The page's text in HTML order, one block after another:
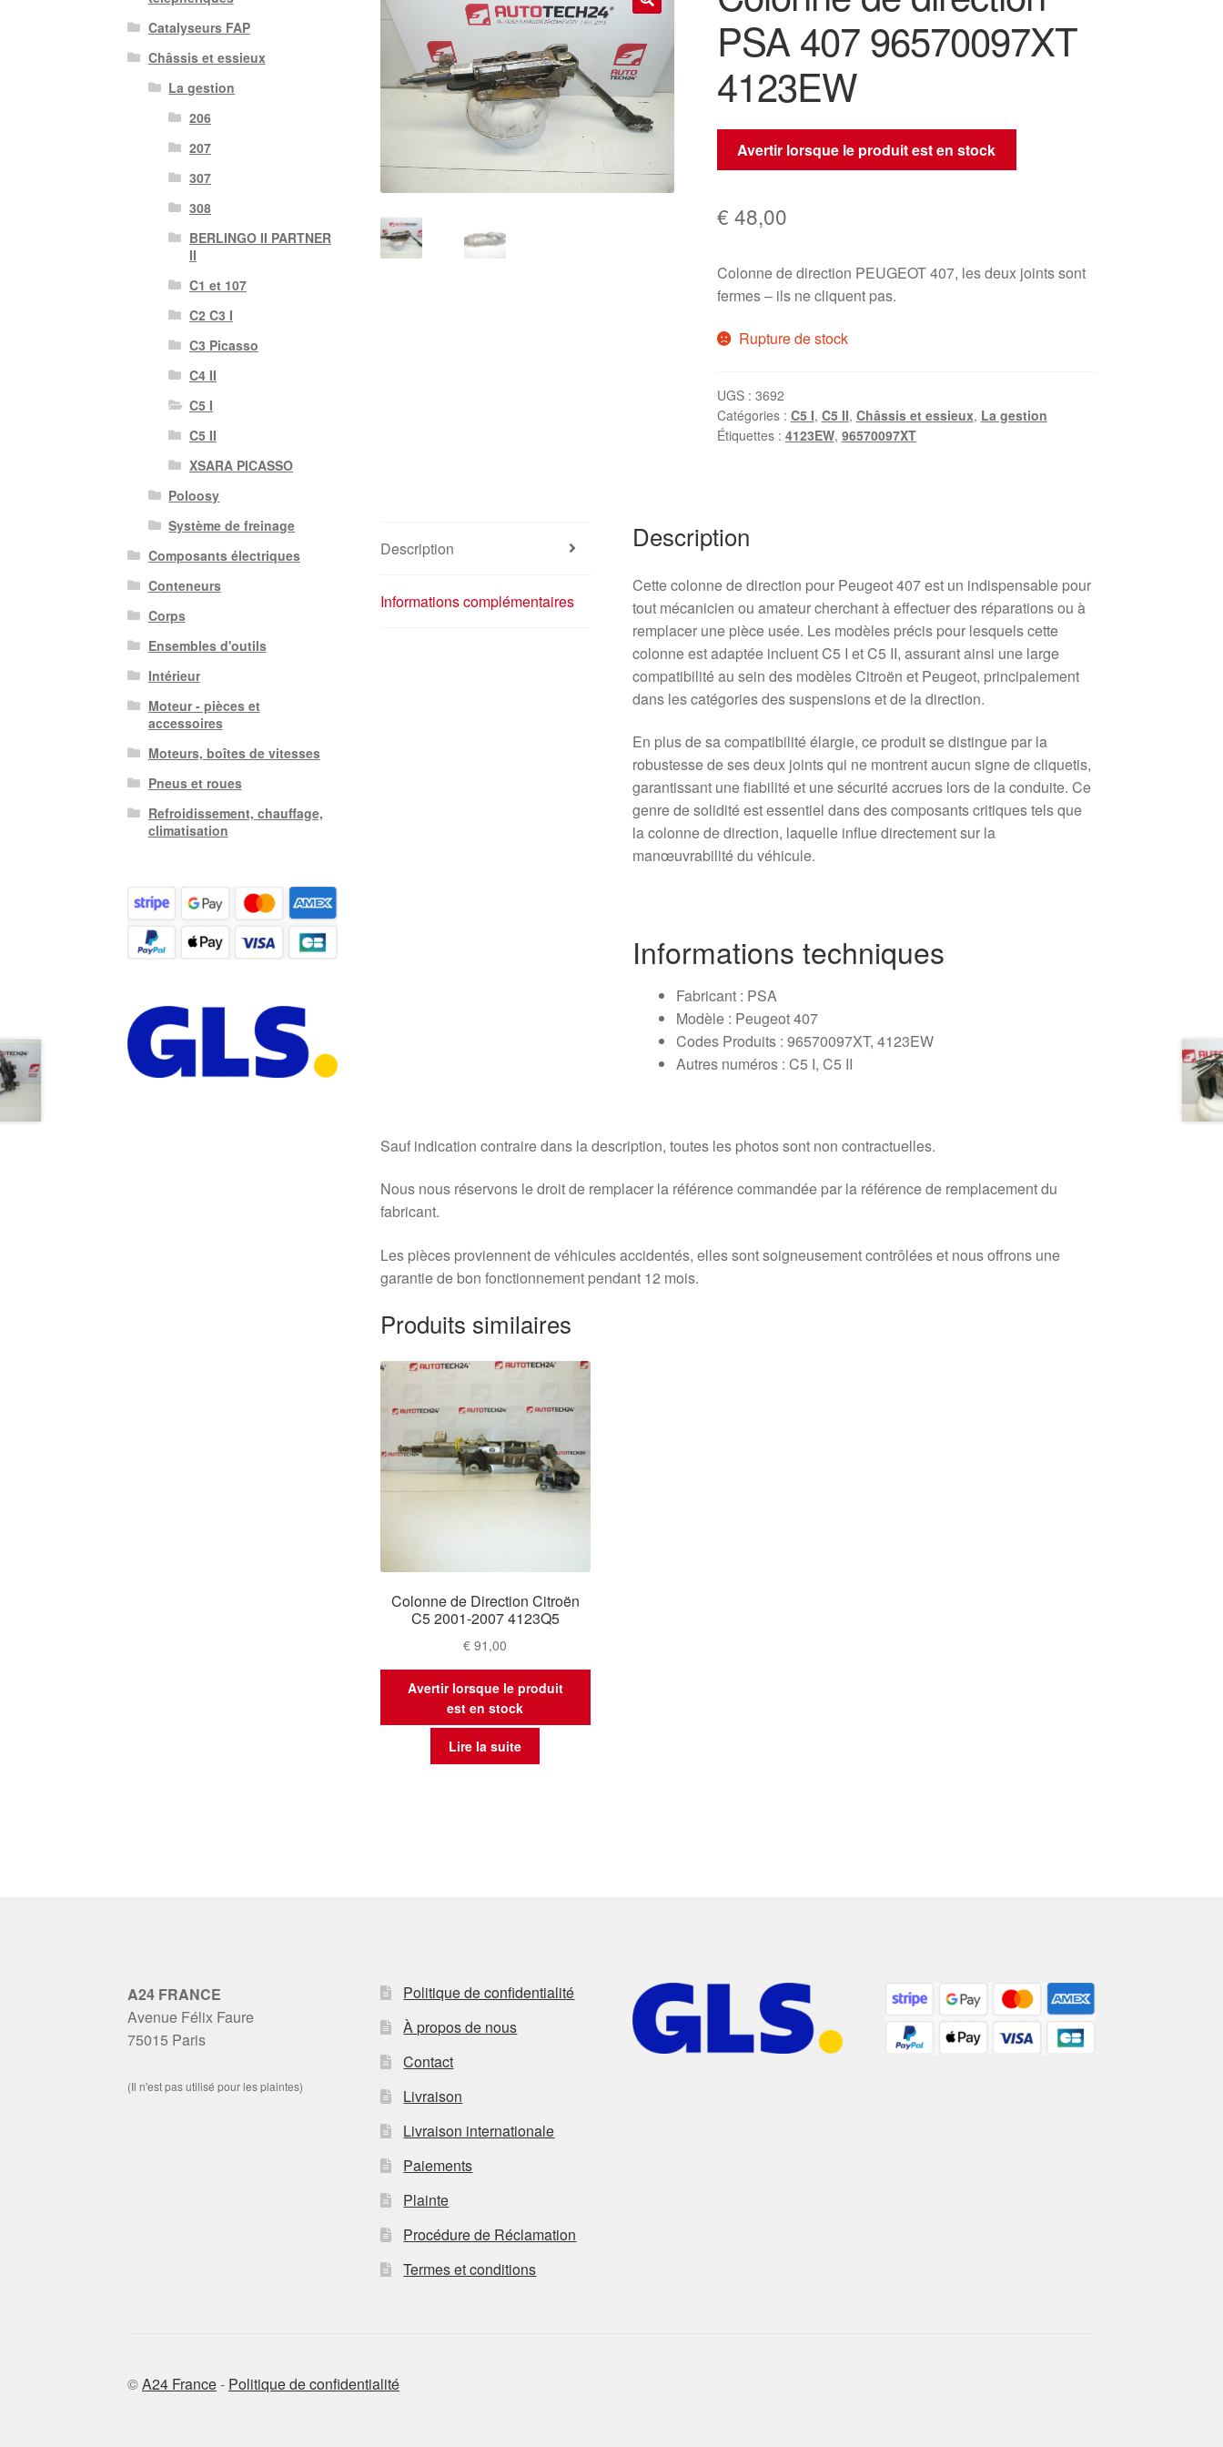
PSA 407 96570097XT
4123EW
Avertir lorsque le produit est en stock
€ 48,00
Colonne de direction PEUGEOT 407, les deux joints sont
fermes – ils ne cliquent pas.
Rupture de stock
UGS : 3692
Catégories : C5 I, C5 II, Châssis et essieux, La gestion
Étiquettes : 4123EW, 96570097XT
Description
Informations complémentaires
Description
Cette colonne de direction pour Peugeot 407 est un indispensable pour
tout mécanicien ou amateur cherchant à effectuer des réparations ou à
remplacer une pièce usée. Les modèles précis pour lesquels cette
colonne est adaptée incluent C5 I et C5 II, assurant ainsi une large
compatibilité au sein des modèles Citroën et Peugeot, principalement
dans les catégories des suspensions et de la direction.
En plus de sa compatibilité élargie, ce produit se distingue par la
robustesse de ses deux joints qui ne montrent aucun signe de cliquetis,
garantissant une fiabilité et une sécurité accrues lors de la conduite. Ce
genre de solidité est essentiel dans des composants critiques tels que
la colonne de direction, laquelle influe directement sur la
manœuvrabilité du véhicule.
Informations techniques
Fabricant : PSA
Modèle : Peugeot 407
Codes Produits : 96570097XT, 4123EW
Autres numéros : C5 I, C5 II
Sauf indication contraire dans la description, toutes les photos sont non contractuelles.
Nous nous réservons le droit de remplacer la référence commandée par la référence de remplacement du
fabricant.
Les pièces proviennent de véhicules accidentés, elles sont soigneusement contrôlées et nous offrons une
garantie de bon fonctionnement pendant 12 mois.
Produits similaires
Colonne de Direction Citroën
C5 2001-2007 4123Q5
€ 91,00
Avertir lorsque le produit
est en stock
Lire la suite
Catalyseurs FAP
Châssis et essieux
La gestion
206
207
307
308
BERLINGO II PARTNER
II
C1 et 107
C2 C3 I
C3 Picasso
C4 II
C5 I
C5 II
XSARA PICASSO
Poloosy
Système de freinage
Composants électriques
Conteneurs
Corps
Ensembles d'outils
Intérieur
Moteur - pièces et
accessoires
Moteurs, boîtes de vitesses
Pneus et roues
Refroidissement, chauffage,
climatisation
A24 FRANCE
Avenue Félix Faure
75015 Paris
(Il n'est pas utilisé pour les plaintes)
Politique de confidentialité
À propos de nous
Contact
Livraison
Livraison internationale
Paiements
Plainte
Procédure de Réclamation
Termes et conditions
©A24 France- Politique de confidentialité